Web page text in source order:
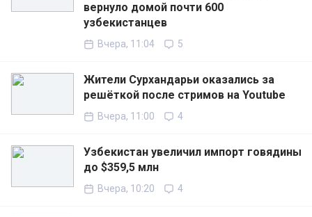
вернуло домой почти 600
узбекистанцев
Вчера, 11:04 5
Жители Сурхандарьи оказались за
решёткой после стримов на Youtube
Вчера, 11:00 4
Узбекистан увеличил импорт говядины
до $359,5 млн
Вчера, 10:20 4